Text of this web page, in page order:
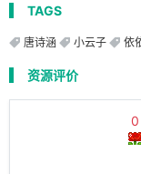
TAGS
唐诗涵 小云子 依
资源评价
0